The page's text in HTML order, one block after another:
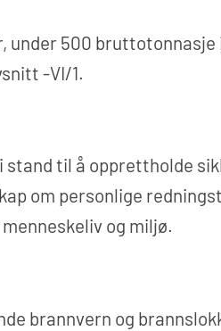
under 500
-VI/1.
til å opprettholde
om personlige
og miljø.
brannvern og